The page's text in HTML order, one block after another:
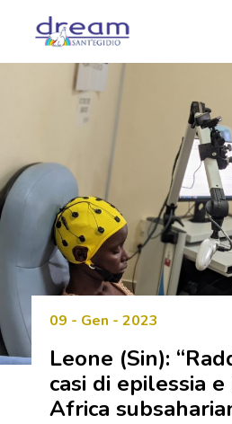
09 - Gen - 2023
Leone (Sin):
casi di epilessia e
Africa